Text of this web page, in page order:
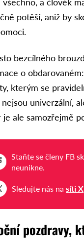
potěší, aniž by
bezcílného
o
kterým se
univerzální,
je ale samozřejmě
Staňte se členy FB
neunikne.
Sledujte nás nasíti X
pozdravy,